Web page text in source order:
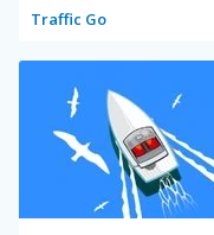
Traffic Go